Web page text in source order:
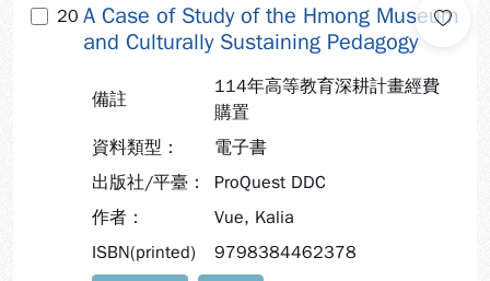
20 A Case of Study of the Hmong Museum
and Culturally Sustaining Pedagogy
備註
114年高等教育深耕計畫經費
購置
資料類型：
電子書
出版社/平臺：
ProQuest DDC
作者：
Vue, Kalia
ISBN(printed)
9798384462378